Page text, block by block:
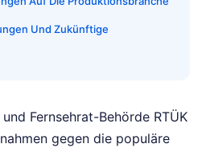
Und Zukünftige
Fernsehrat-Behörde RTÜK
gegen die populäre